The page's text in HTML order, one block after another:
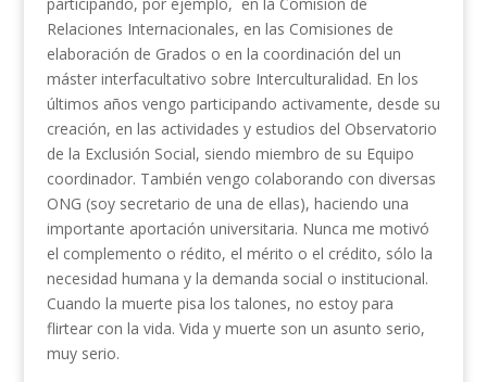
Relaciones Internacionales, en las Comisiones de
elaboración de Grados o en la coordinación del un
máster interfacultativo sobre Interculturalidad. En los
últimos años vengo participando activamente, desde su
creación, en las actividades y estudios del Observatorio
de la Exclusión Social, siendo miembro de su Equipo
coordinador. También vengo colaborando con diversas
ONG (soy secretario de una de ellas), haciendo una
importante aportación universitaria. Nunca me motivó
el complemento o rédito, el mérito o el crédito, sólo la
necesidad humana y la demanda social o institucional.
Cuando la muerte pisa los talones, no estoy para
flirtear con la vida. Vida y muerte son un asunto serio,
muy serio.